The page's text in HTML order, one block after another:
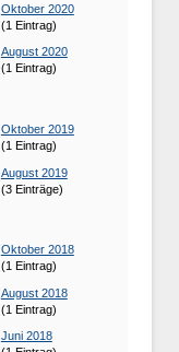
Oktober 2020
(1 Eintrag)
August 2020
(1 Eintrag)
Oktober 2019
(1 Eintrag)
August 2019
(3 Einträge)
Oktober 2018
(1 Eintrag)
August 2018
(1 Eintrag)
Juni 2018